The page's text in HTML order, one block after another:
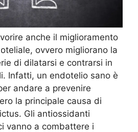
anche il miglioramento
ovvero migliorano la
di dilatarsi e contrarsi in
Infatti, un endotelio sano è
andare a prevenire
la principale causa di
Gli antiossidanti
vanno a combattere i